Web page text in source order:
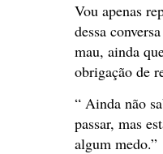
Vou apenas
dessa
mau, ainda
obrigação de
“ Ainda não
passar, mas
algum medo.”